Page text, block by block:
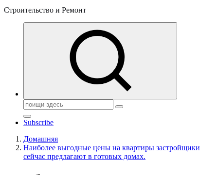
Строительство и Ремонт
Поиск:
Subscribe
Домашняя
Наиболее выгодные цены на квартиры застройщики
сейчас предлагают в готовых домах.